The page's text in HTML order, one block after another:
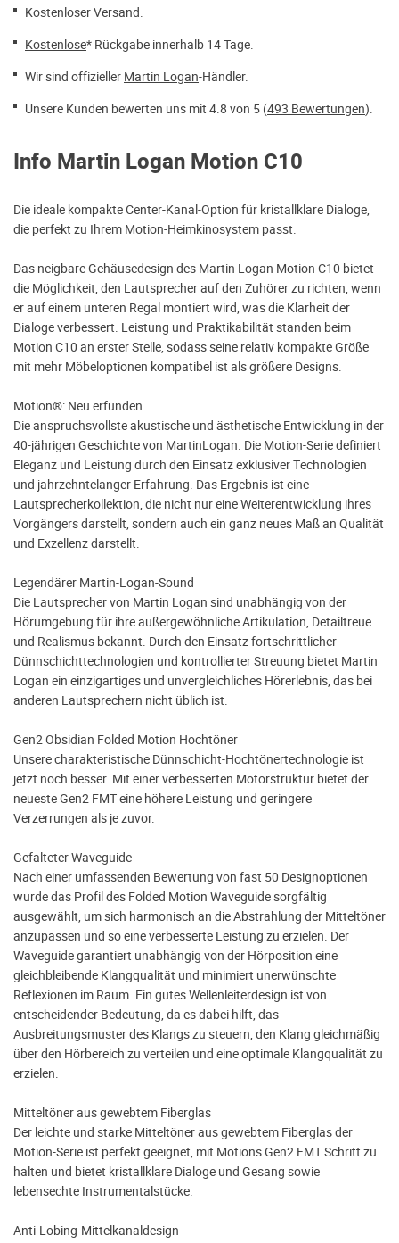
Kostenloser Versand.
Kostenlose* Rückgabe innerhalb 14 Tage.
Wir sind offizieller Martin Logan-Händler.
Unsere Kunden bewerten uns mit 4.8 von 5 (493 Bewertungen).
Info Martin Logan Motion C10
Die ideale kompakte Center-Kanal-Option für kristallklare Dialoge,
die perfekt zu Ihrem Motion-Heimkinosystem passt.
Das neigbare Gehäusedesign des Martin Logan Motion C10 bietet
die Möglichkeit, den Lautsprecher auf den Zuhörer zu richten, wenn
er auf einem unteren Regal montiert wird, was die Klarheit der
Dialoge verbessert. Leistung und Praktikabilität standen beim
Motion C10 an erster Stelle, sodass seine relativ kompakte Größe
mit mehr Möbeloptionen kompatibel ist als größere Designs.
Motion®: Neu erfunden
Die anspruchsvollste akustische und ästhetische Entwicklung in der
40-jährigen Geschichte von MartinLogan. Die Motion-Serie definiert
Eleganz und Leistung durch den Einsatz exklusiver Technologien
und jahrzehntelanger Erfahrung. Das Ergebnis ist eine
Lautsprecherkollektion, die nicht nur eine Weiterentwicklung ihres
Vorgängers darstellt, sondern auch ein ganz neues Maß an Qualität
und Exzellenz darstellt.
Legendärer Martin-Logan-Sound
Die Lautsprecher von Martin Logan sind unabhängig von der
Hörumgebung für ihre außergewöhnliche Artikulation, Detailtreue
und Realismus bekannt. Durch den Einsatz fortschrittlicher
Dünnschichttechnologien und kontrollierter Streuung bietet Martin
Logan ein einzigartiges und unvergleichliches Hörerlebnis, das bei
anderen Lautsprechern nicht üblich ist.
Gen2 Obsidian Folded Motion Hochtöner
Unsere charakteristische Dünnschicht-Hochtönertechnologie ist
jetzt noch besser. Mit einer verbesserten Motorstruktur bietet der
neueste Gen2 FMT eine höhere Leistung und geringere
Verzerrungen als je zuvor.
Gefalteter Waveguide
Nach einer umfassenden Bewertung von fast 50 Designoptionen
wurde das Profil des Folded Motion Waveguide sorgfältig
ausgewählt, um sich harmonisch an die Abstrahlung der Mitteltöner
anzupassen und so eine verbesserte Leistung zu erzielen. Der
Waveguide garantiert unabhängig von der Hörposition eine
gleichbleibende Klangqualität und minimiert unerwünschte
Reflexionen im Raum. Ein gutes Wellenleiterdesign ist von
entscheidender Bedeutung, da es dabei hilft, das
Ausbreitungsmuster des Klangs zu steuern, den Klang gleichmäßig
über den Hörbereich zu verteilen und eine optimale Klangqualität zu
erzielen.
Mitteltöner aus gewebtem Fiberglas
Der leichte und starke Mitteltöner aus gewebtem Fiberglas der
Motion-Serie ist perfekt geeignet, mit Motions Gen2 FMT Schritt zu
halten und bietet kristallklare Dialoge und Gesang sowie
lebensechte Instrumentalstücke.
Anti-Lobing-Mittelkanaldesign